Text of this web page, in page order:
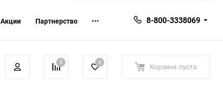
Акции Партнерство 8-800-3338069
0 0 Корзина пуста